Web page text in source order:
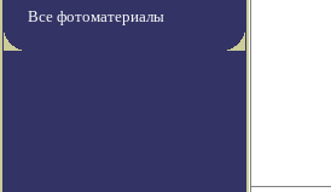
Все фотоматериалы